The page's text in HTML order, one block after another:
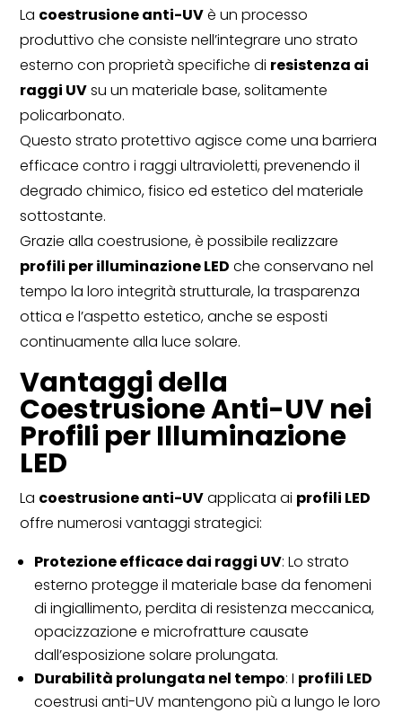
La coestrusione anti-UVè un processo
produttivo che consiste nell’integrare uno strato
esterno con proprietà specifiche di resistenza ai
raggi UVsu un materiale base, solitamente
policarbonato.
Questo strato protettivo agisce come una barriera
efficace contro i raggi ultravioletti, prevenendo il
degrado chimico, fisico ed estetico del materiale
sottostante.
Grazie alla coestrusione, è possibile realizzare
profili per illuminazione LED che conservano nel
tempo la loro integrità strutturale, la trasparenza
ottica e l’aspetto estetico, anche se esposti
continuamente alla luce solare.
Vantaggi della
Coestrusione Anti-UV nei
Profili per Illuminazione
LED
La coestrusione anti-UVapplicata ai profili LED
offre numerosi vantaggi strategici:
Protezione efficace dai raggi UV: Lo strato
esterno protegge il materiale base da fenomeni
di ingiallimento, perdita di resistenza meccanica,
opacizzazione e microfratture causate
dall’esposizione solare prolungata.
Durabilità prolungata nel tempo: I profili LED
coestrusi anti-UV mantengono più a lungo le loro